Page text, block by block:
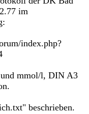
im
index.php?
mmol/l, DIN A3
beschrieben.